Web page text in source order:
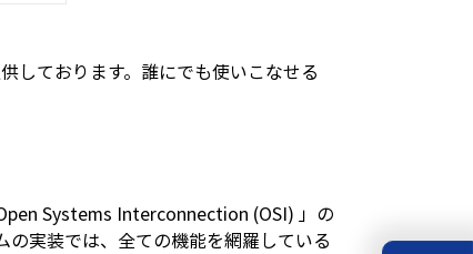
しております。誰にでも使いこなせる
Systems Interconnection (OSI) 」の
の実装では、全ての機能を網羅している